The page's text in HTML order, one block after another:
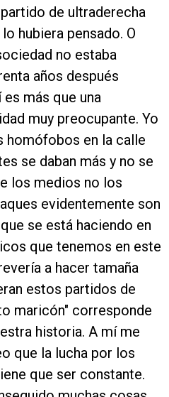
de ultraderecha
hubiera pensado. O
no estaba
años después
más que una
muy preocupante. Yo
homófobos en la calle
se daban más y no se
los medios no los
evidentemente son
se está haciendo en
que tenemos en este
a hacer tamaña
estos partidos de
maricón" corresponde
historia. A mí me
que la lucha por los
que ser constante.